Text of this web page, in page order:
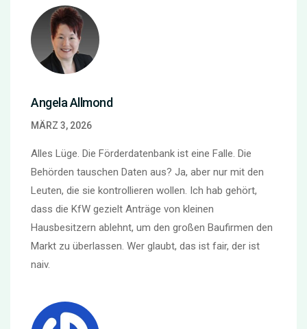
Angela Allmond
MÄRZ 3, 2026
Alles Lüge. Die Förderdatenbank ist eine Falle. Die
Behörden tauschen Daten aus? Ja, aber nur mit den
Leuten, die sie kontrollieren wollen. Ich hab gehört,
dass die KfW gezielt Anträge von kleinen
Hausbesitzern ablehnt, um den großen Baufirmen den
Markt zu überlassen. Wer glaubt, das ist fair, der ist
naiv.